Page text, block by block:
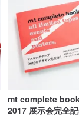
mt complete
2017 展示会完全